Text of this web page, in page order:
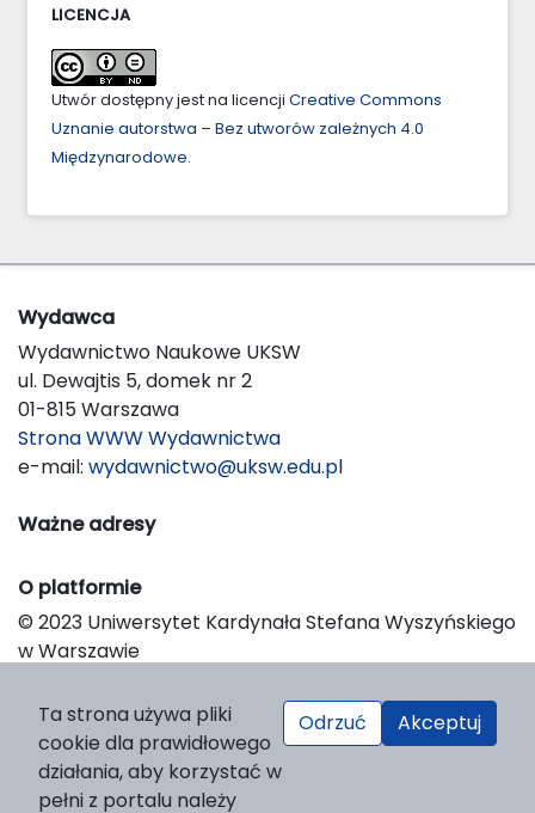
LICENCJA
Utwór dostępny jest na licencji Creative Commons
Uznanie autorstwa – Bez utworów zależnych 4.0
Międzynarodowe.
Wydawca
Wydawnictwo Naukowe UKSW
ul. Dewajtis 5, domek nr 2
01-815 Warszawa
Strona WWW Wydawnictwa
e-mail: wydawnictwo@uksw.edu.pl
Ważne adresy
O platformie
© 2023 Uniwersytet Kardynała Stefana Wyszyńskiego
w Warszawie
Platform & Workflow by OJS/PKP
Ta strona używa pliki
cookie dla prawidłowego
działania, aby korzystać w
pełni z portalu należy
Odrzuć Akceptuj